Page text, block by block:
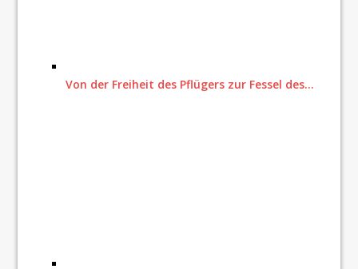
Von der Freiheit des Pflügers zur Fessel des…